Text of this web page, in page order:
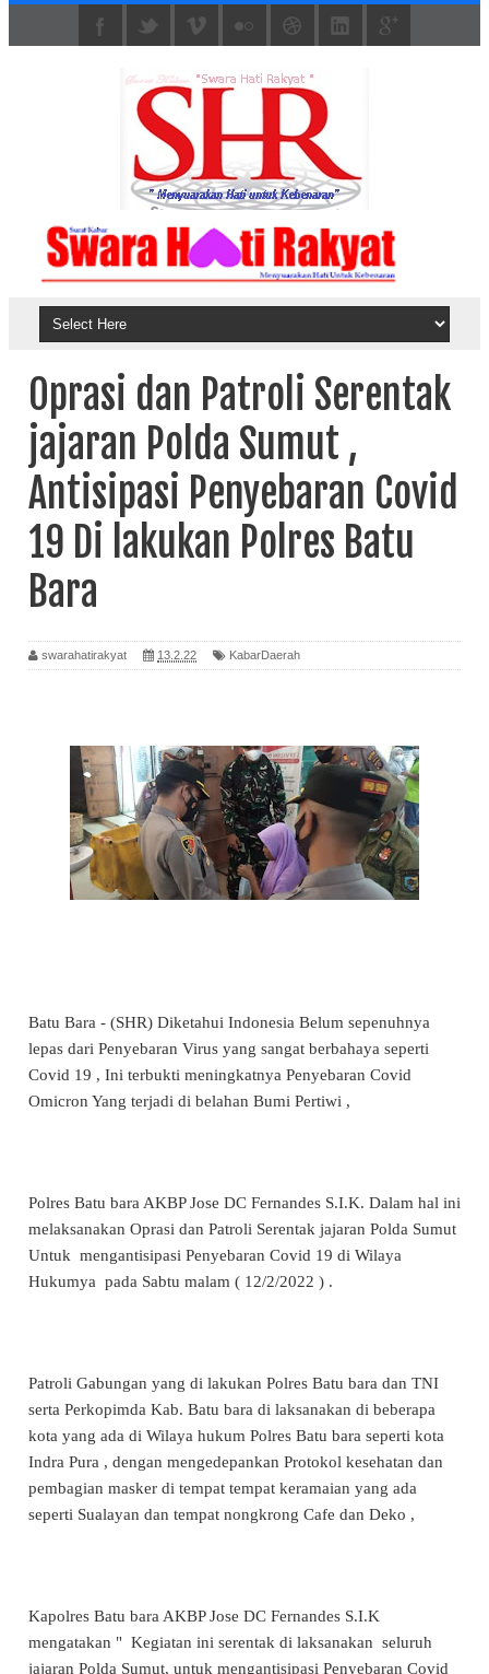
Oprasi dan Patroli Serentak
jajaran Polda Sumut ,
Antisipasi Penyebaran Covid
19 Di lakukan Polres Batu
Bara
swarahatirakyat 13.2.22 KabarDaerah
Batu Bara - (SHR) Diketahui Indonesia Belum sepenuhnya
lepas dari Penyebaran Virus yang sangat berbahaya seperti
Covid 19 , Ini terbukti meningkatnya Penyebaran Covid
Omicron Yang terjadi di belahan Bumi Pertiwi ,
Polres Batu bara AKBP Jose DC Fernandes S.I.K. Dalam hal ini
melaksanakan Oprasi dan Patroli Serentak jajaran Polda Sumut
Untuk mengantisipasi Penyebaran Covid 19 di Wilaya
Hukumya pada Sabtu malam ( 12/2/2022 ) .
Patroli Gabungan yang di lakukan Polres Batu bara dan TNI
serta Perkopimda Kab. Batu bara di laksanakan di beberapa
kota yang ada di Wilaya hukum Polres Batu bara seperti kota
Indra Pura , dengan mengedepankan Protokol kesehatan dan
pembagian masker di tempat tempat keramaian yang ada
seperti Sualayan dan tempat nongkrong Cafe dan Deko ,
Kapolres Batu bara AKBP Jose DC Fernandes S.I.K
mengatakan " Kegiatan ini serentak di laksanakan seluruh
jajaran Polda Sumut, untuk mengantisipasi Penyebaran Covid